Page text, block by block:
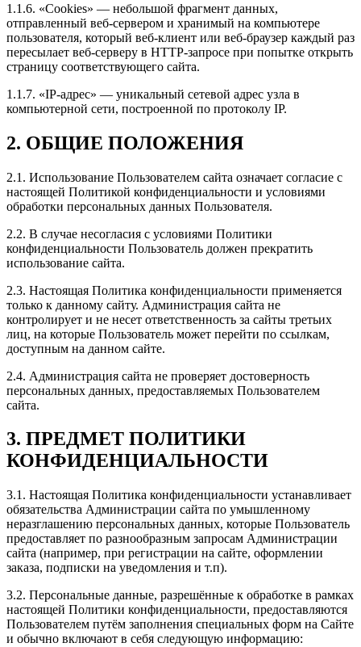
1.1.6. «Cookies» — небольшой фрагмент данных,
отправленный веб-сервером и хранимый на компьютере
пользователя, который веб-клиент или веб-браузер каждый раз
пересылает веб-серверу в HTTP-запросе при попытке открыть
страницу соответствующего сайта.
1.1.7. «IP-адрес» — уникальный сетевой адрес узла в
компьютерной сети, построенной по протоколу IP.
2. ОБЩИЕ ПОЛОЖЕНИЯ
2.1. Использование Пользователем сайта означает согласие с
настоящей Политикой конфиденциальности и условиями
обработки персональных данных Пользователя.
2.2. В случае несогласия с условиями Политики
конфиденциальности Пользователь должен прекратить
использование сайта.
2.3. Настоящая Политика конфиденциальности применяется
только к данному сайту. Администрация сайта не
контролирует и не несет ответственность за сайты третьих
лиц, на которые Пользователь может перейти по ссылкам,
доступным на данном сайте.
2.4. Администрация сайта не проверяет достоверность
персональных данных, предоставляемых Пользователем
сайта.
3. ПРЕДМЕТ ПОЛИТИКИ
КОНФИДЕНЦИАЛЬНОСТИ
3.1. Настоящая Политика конфиденциальности устанавливает
обязательства Администрации сайта по умышленному
неразглашению персональных данных, которые Пользователь
предоставляет по разнообразным запросам Администрации
сайта (например, при регистрации на сайте, оформлении
заказа, подписки на уведомления и т.п).
3.2. Персональные данные, разрешённые к обработке в рамках
настоящей Политики конфиденциальности, предоставляются
Пользователем путём заполнения специальных форм на Сайте
и обычно включают в себя следующую информацию: